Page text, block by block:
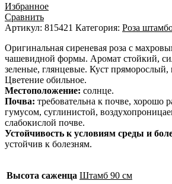
Избранное
Сравнить
Артикул: 815421 Категория: Роза
Оригинальная сиреневая роза с
чашевидной формы. Аромат стойкий,
зеленые, глянцевые. Куст пряморослый,
Цветение обильное.
Местоположение: солнце.
Почва: требовательна к почве, хорошо
гумусом, суглинистой,
слабокислой почве.
Устойчивость к условиям среды и
устойчив к болезням.
Высота саженца Штамб 90 см